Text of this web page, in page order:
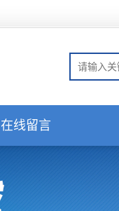
在线留言